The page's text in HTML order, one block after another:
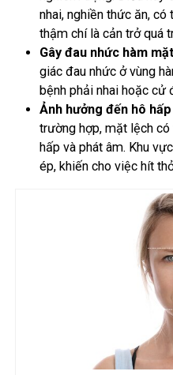
nhai, nghiền thức ăn,
thậm chí là cản trở quá
Gây đau nhức hàm
giác đau nhức ở vùng
bệnh phải nhai hoặc cử
Ảnh hưởng đến hô
trường hợp, mặt lệch
hấp và phát âm. Khu
ép, khiến cho việc hít